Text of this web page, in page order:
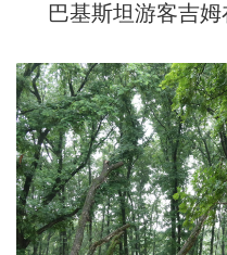
巴基斯坦游客吉